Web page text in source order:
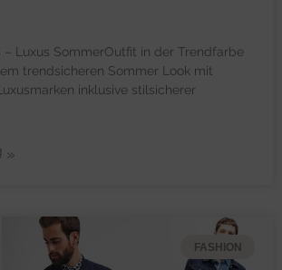
– Luxus SommerOutfit in der Trendfarbe
trendsicheren Sommer Look mit
inklusive stilsicherer
»
FASHION